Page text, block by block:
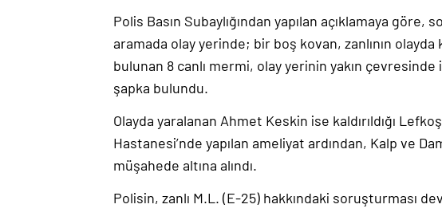
Polis Basın Subaylığından yapılan açıklamaya
aramada olay yerinde; bir boş kovan, zanlının
bulunan 8 canlı mermi, olay yerinin yakın çevresinde
şapka bulundu.
Olayda yaralanan Ahmet Keskin ise kaldırıldığı
Hastanesi’nde yapılan ameliyat ardından, Kalp ve
müşahede altına alındı.
Polisin, zanlı M.L. (E-25) hakkındaki soruşturması